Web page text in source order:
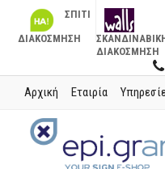
ΣΠΙΤΙ
ΔΙΑΚΟΣΜΗΣΗ
ΔΙΑΚΟΣΜΗΣΗ
Αρχική Εταιρία